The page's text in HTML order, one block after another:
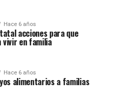
Hace 6 años
acciones para que
vivir en familia
Hace 6 años
alimentarios a familias